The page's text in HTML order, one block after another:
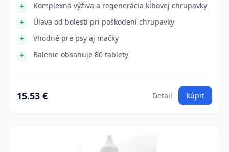
Komplexná výživa a regenerácia kĺbovej chrupavky
Úľava od bolesti pri poškodení chrupavky
Vhodné pre psy aj mačky
Balenie obsahuje 80 tablety
15.53 € Detail kúpiť